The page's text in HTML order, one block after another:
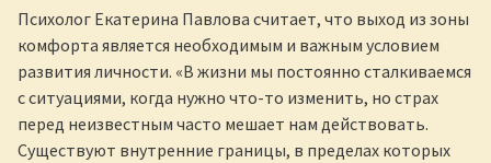
Психолог Екатерина Павлова считает, что выход из зоны
комфорта является необходимым и важным условием
развития личности. «В жизни мы постоянно сталкиваемся
с ситуациями, когда нужно что-то изменить, но страх
перед неизвестным часто мешает нам действовать.
Существуют внутренние границы, в пределах которых